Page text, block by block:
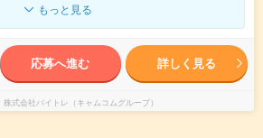
もっと見る
応募へ進む 詳しく見る
株式会社バイトレ（キャムコムグループ）